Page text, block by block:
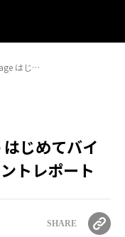
はじ…
じめてバイ
トレポート
SHARE